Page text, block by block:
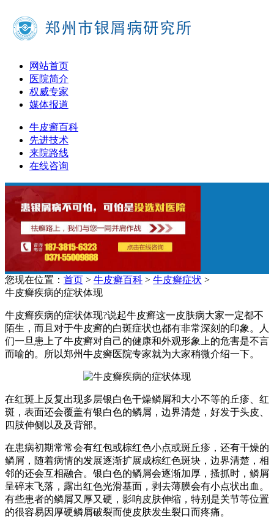
网站首页
医院简介
权威专家
媒体报道
牛皮癣百科
先进技术
来院路线
在线咨询
您现在位置： 首页 > 牛皮癣百科 > 牛皮癣症状 >
牛皮癣疾病的症状体现
牛皮癣疾病的症状体现?说起牛皮癣这一皮肤病大家一定都不
陌生，而且对于牛皮癣的白斑症状也都有非常深刻的印象。人
们一旦患上了牛皮癣对自己的健康和外观形象上的危害是不言
而喻的。所以郑州牛皮癣医院专家就为大家稍微介绍一下。
在红斑上反复出现多层银白色干燥鳞屑和大小不等的丘疹、红
斑，表面还会覆盖有银白色的鳞屑，边界清楚，好发于头皮、
四肢伸侧以及及背部。
在患病初期常常会有红包或棕红色小点或斑丘疹，还有干燥的
鳞屑，随着病情的发展逐渐扩展成棕红色斑块，边界清楚，相
邻的还会互相融合。银白色的鳞屑会逐渐加厚，搔抓时，鳞屑
呈碎末飞落，露出红色光滑基面，剥去薄膜会有小点状出血。
有些患者的鳞屑又厚又硬，影响皮肤伸缩，特别是关节等位置
的很容易因厚硬鳞屑破裂而使皮肤发生裂口而疼痛。